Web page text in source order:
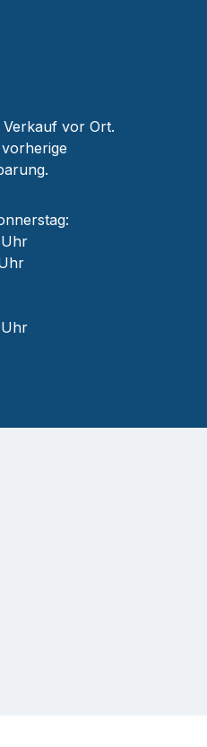
vor Ort.